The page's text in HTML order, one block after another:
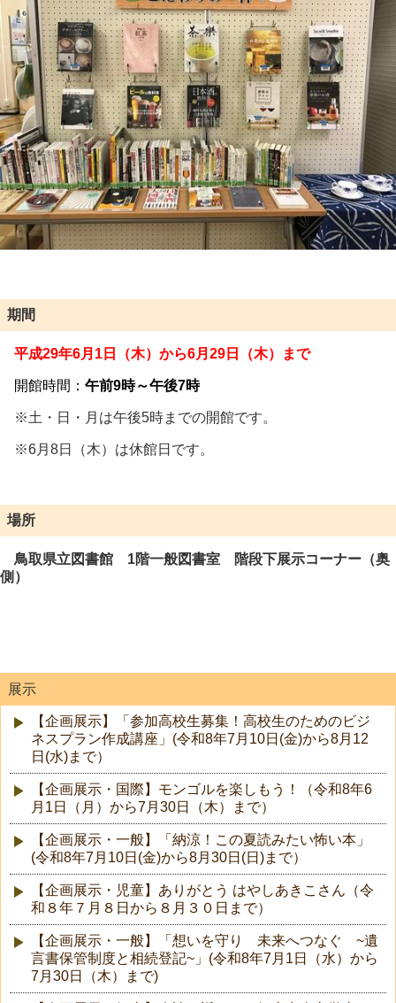
期間
平成29年6月1日（木）から6月29日（木）まで
開館時間： 午前9時～午後7時
※土・日・月は午後5時までの開館です。
※6月8日（木）は休館日です。
場所
鳥取県立図書館 1階一般図書室 階段下展示コーナー（奥
側）
展示
【企画展示】「参加高校生募集！高校生のためのビジ
ネスプラン作成講座」(令和8年7月10日(金)から8月12
日(水)まで）
【企画展示・国際】モンゴルを楽しもう！（令和8年6
月1日（月）から7月30日（木）まで）
【企画展示・一般】「納涼！この夏読みたい怖い本」
(令和8年7月10日(金)から8月30日(日)まで）
【企画展示・児童】ありがとう はやしあきこさん（令
和８年７月８日から８月３０日まで）
【企画展示・一般】「想いを守り 未来へつなぐ ~遺
言書保管制度と相続登記~」(令和8年7月1日（水）から
7月30日（木）まで)